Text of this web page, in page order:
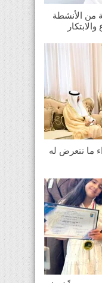
من الأنشطة
ما تتعرض له